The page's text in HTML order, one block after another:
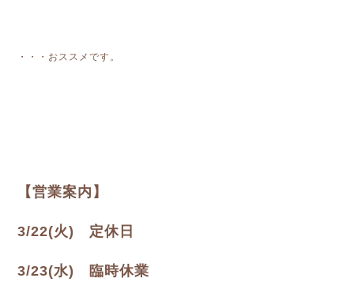
・・・おススメです。
【営業案内】
3/22(火) 定休日
3/23(水) 臨時休業